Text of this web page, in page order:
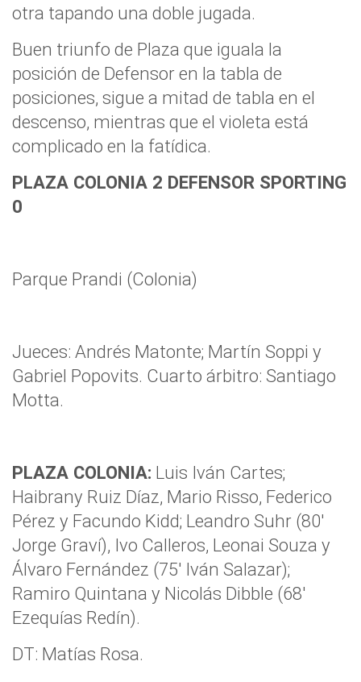
otra tapando una doble jugada.
Buen triunfo de Plaza que iguala la
posición de Defensor en la tabla de
posiciones, sigue a mitad de tabla en el
descenso, mientras que el violeta está
complicado en la fatídica.
PLAZA COLONIA 2 DEFENSOR SPORTING
0
Parque Prandi (Colonia)
Jueces: Andrés Matonte; Martín Soppi y
Gabriel Popovits. Cuarto árbitro: Santiago
Motta.
PLAZA COLONIA: Luis Iván Cartes;
Haibrany Ruiz Díaz, Mario Risso, Federico
Pérez y Facundo Kidd; Leandro Suhr (80′
Jorge Graví), Ivo Calleros, Leonai Souza y
Álvaro Fernández (75′ Iván Salazar);
Ramiro Quintana y Nicolás Dibble (68′
Ezequías Redín).
DT: Matías Rosa.